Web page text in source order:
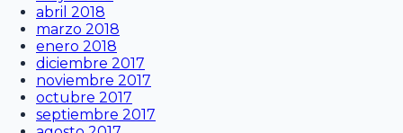
abril 2018
marzo 2018
enero 2018
diciembre 2017
noviembre 2017
octubre 2017
septiembre 2017